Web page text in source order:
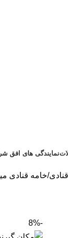
نمایندگی های افق
خامه قنادی
-8%